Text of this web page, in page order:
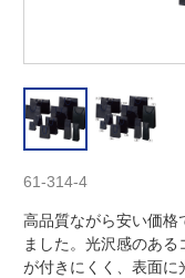
61-314-4
高品質ながら安い価
ました。光沢感のあ
が付きにくく、表面